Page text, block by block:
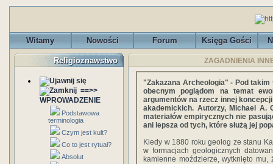
Witamy Nowości Forum Księga Gości
Religioznawstwo
==>>
WPROWADZENIE
Podstawowa
terminologia
Czym jest kult?
Co to jest rytuał?
Absolut
ZAGADNIENIA
"Zakazana Archeologia" - Pod takim
obecnym poglądom na temat
argumentów na rzecz innej
akademickich. Autorzy, Michael A.
materiałów empirycznych nie
ani lepsza od tych, które służą jej
Kiedy w 1880 roku geolog ze stanu
w formacjach geologicznych
kamienne moździerze, wytknięto